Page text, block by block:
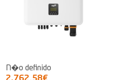
N�o definido